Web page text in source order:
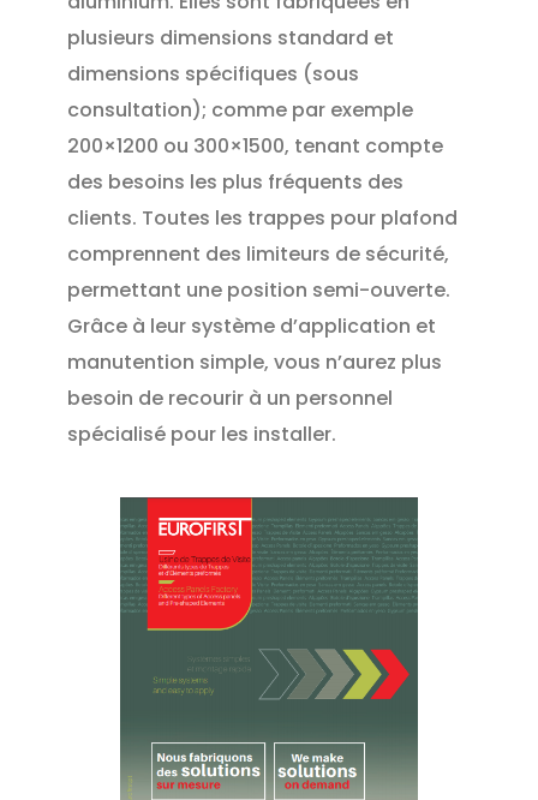
plusieurs dimensions standard et
dimensions spécifiques (sous
consultation); comme par exemple
200×1200 ou 300×1500, tenant compte
des besoins les plus fréquents des
clients. Toutes les trappes pour plafond
comprennent des limiteurs de sécurité,
permettant une position semi-ouverte.
Grâce à leur système d’application et
manutention simple, vous n’aurez plus
besoin de recourir à un personnel
spécialisé pour les installer.